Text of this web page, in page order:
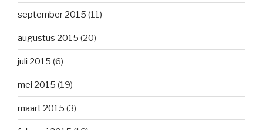
september 2015 (11)
augustus 2015 (20)
juli 2015 (6)
mei 2015 (19)
maart 2015 (3)